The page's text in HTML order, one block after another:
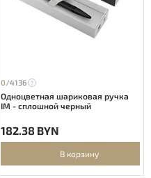
0/4136
Одноцветная шариковая ручка
IM - сплошной черный
182.38 BYN
В корзину